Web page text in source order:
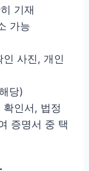
기재
가능
사진, 개인
당)
인서, 법정
증명서 중 택